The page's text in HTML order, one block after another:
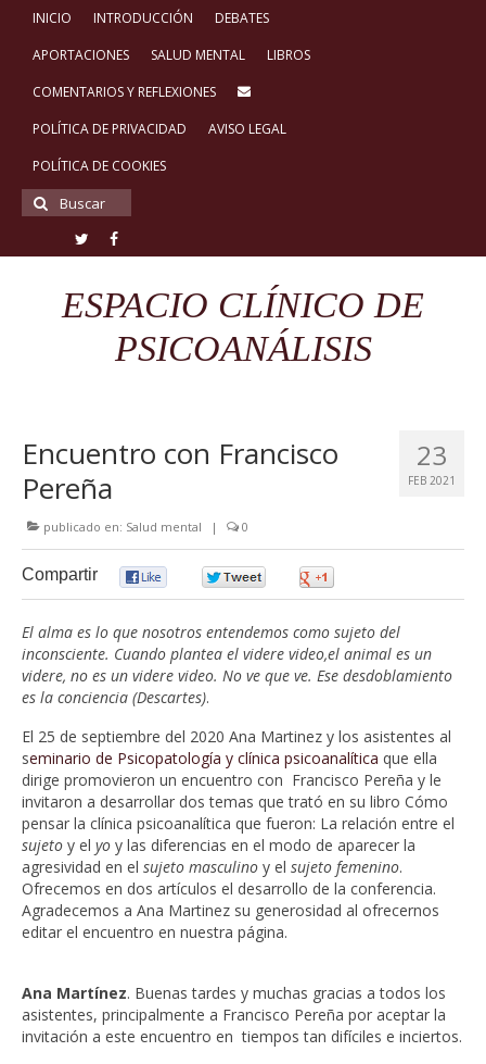
INICIO INTRODUCCIÓN
DEBATES
APORTACIONES
SALUD MENTAL
LIBROS
COMENTARIOS Y REFLEXIONES
POLÍTICA DE PRIVACIDAD
AVISO LEGAL
POLÍTICA DE COOKIES
Buscar
por:
ESPACIO CLÍNICO DE
PSICOANÁLISIS
23
FEB 2021
Encuentro con Francisco
Pereña
publicado en: Salud mental | 0
Compartir
El alma es lo que nosotros entendemos como sujeto del
inconsciente. Cuando plantea el videre video,el animal es un
videre, no es un videre video. No ve que ve. Ese desdoblamiento
es la conciencia (Descartes).
El 25 de septiembre del 2020 Ana Martinez y los asistentes al
seminario de Psicopatología y clínica psicoanalítica que ella
dirige promovieron un encuentro con Francisco Pereña y le
invitaron a desarrollar dos temas que trató en su libro Cómo
pensar la clínica psicoanalítica que fueron: La relación entre el
sujeto y el yo y las diferencias en el modo de aparecer la
agresividad en el sujeto masculino y el sujeto femenino.
Ofrecemos en dos artículos el desarrollo de la conferencia.
Agradecemos a Ana Martinez su generosidad al ofrecernos
editar el encuentro en nuestra página.
Ana Martínez. Buenas tardes y muchas gracias a todos los
asistentes, principalmente a Francisco Pereña por aceptar la
invitación a este encuentro en tiempos tan difíciles e inciertos.